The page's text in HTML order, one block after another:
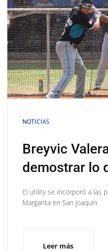
NOTICIAS
Breyvic
demostrar lo
El utility se incorporó a las
Margarita en San Joaquín
Leer más